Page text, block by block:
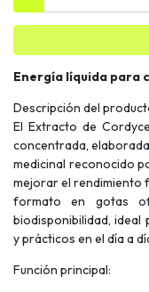
Energía líquida para
Descripción del
El Extracto de
concentrada,
medicinal reconocido
mejorar el rendimiento
formato en gotas
biodisponibilidad, ideal
y prácticos en el día a
Función principal: